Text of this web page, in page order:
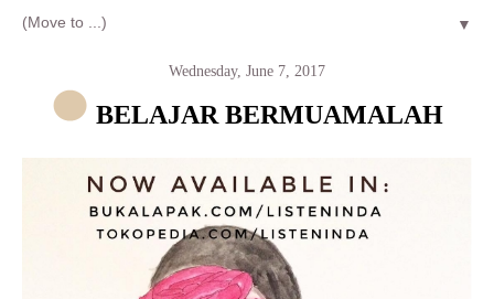
▼
Wednesday, June 7, 2017
BELAJAR BERMUAMALAH